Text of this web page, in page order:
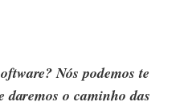
Nós podemos te
daremos o caminho das